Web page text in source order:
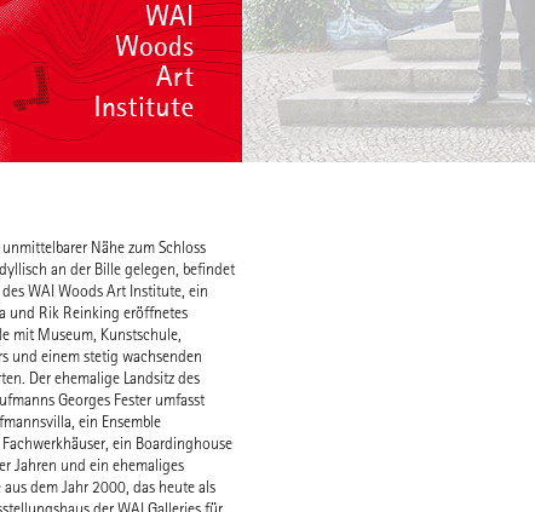
Nähe zum Schloss
an der Bille gelegen, befindet
WAI Woods Art Institute, ein
und Rik Reinking eröffnetes
mit Museum, Kunstschule,
und einem stetig wachsenden
Der ehemalige Landsitz des
Georges Fester umfasst
ein Ensemble
ein Boardinghouse
Jahren und ein ehemaliges
aus dem Jahr 2000, das heute als
Rudolph Jürgens im Stil eines
angelegt und lädt
reichen Baumbestand und den
Kunstobjekten zum Flanieren